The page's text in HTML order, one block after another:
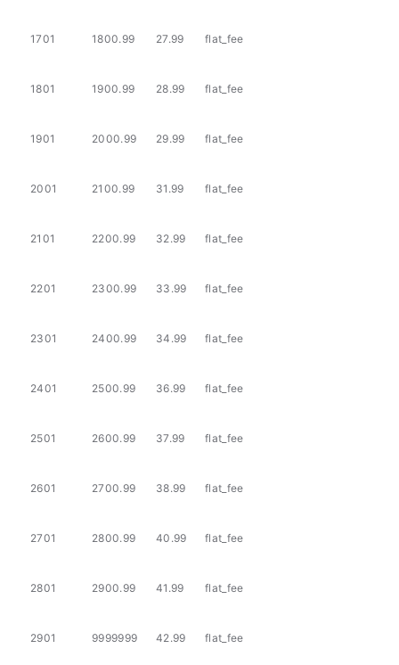
1701 1800.99 27.99 flat_fee
1801 1900.99 28.99 flat_fee
1901 2000.99 29.99 flat_fee
2001 2100.99 31.99 flat_fee
2101 2200.99 32.99 flat_fee
2201 2300.99 33.99 flat_fee
2301 2400.99 34.99 flat_fee
2401 2500.99 36.99 flat_fee
2501 2600.99 37.99 flat_fee
2601 2700.99 38.99 flat_fee
2701 2800.99 40.99 flat_fee
2801 2900.99 41.99 flat_fee
2901 9999999 42.99 flat_fee